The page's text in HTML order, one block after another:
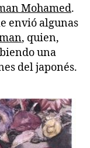
Mohamed.
envió algunas
, quien,
una
del japonés.